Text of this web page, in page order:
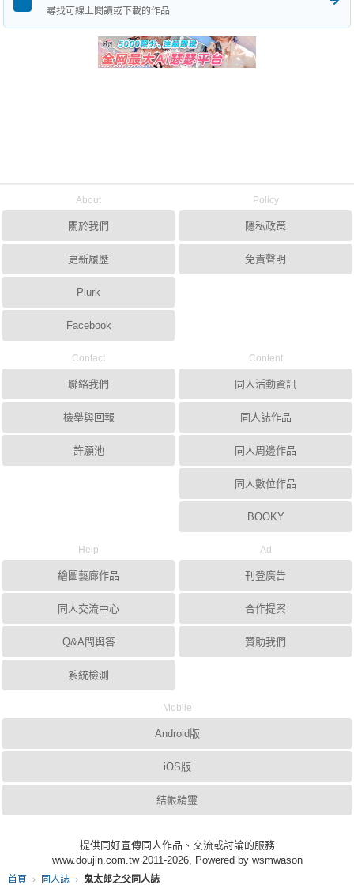
首頁 同人誌 鬼太郎之父同人誌
尋找可線上閱讀或下載的作品
About
關於我們
更新履歷
Plurk
Facebook
Policy
隱私政策
免責聲明
Contact
聯絡我們
檢舉與回報
許願池
Content
同人活動資訊
同人誌作品
同人周邊作品
同人數位作品
BOOKY
Help
繪圖藝廊作品
同人交流中心
Q&A問與答
系統檢測
Ad
刊登廣告
合作提案
贊助我們
Mobile
Android版
iOS版
結帳精靈
提供同好宣傳同人作品、交流或討論的服務
www.doujin.com.tw 2011-2026, Powered by wsmwason